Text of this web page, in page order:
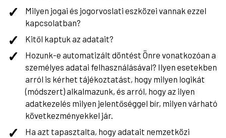
Milyen jogai és jogorvoslati eszközei vannak ezzel
kapcsolatban?
Kitől kaptuk az adatait?
Hozunk-e automatizált döntést Önre vonatkozóan a
személyes adatai felhasználásával? Ilyen esetekben
arról is kérhet tájékoztatást, hogy milyen logikát
(módszert) alkalmazunk, és arról, hogy az ilyen
adatkezelés milyen jelentőséggel bír, milyen várható
következményekkel jár.
Ha azt tapasztalta, hogy adatait nemzetközi